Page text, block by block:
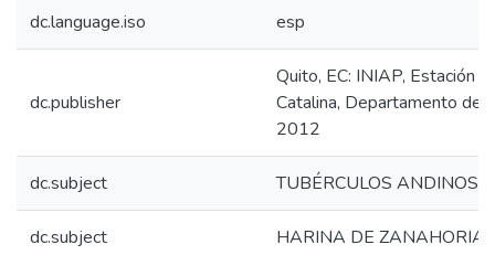
dc.language.iso esp
dc.publisher
Quito, EC: INIAP, Estación
Catalina, Departamento de
2012
dc.subject TUBÉRCULOS ANDINOS
dc.subject HARINA DE ZANAHORIA